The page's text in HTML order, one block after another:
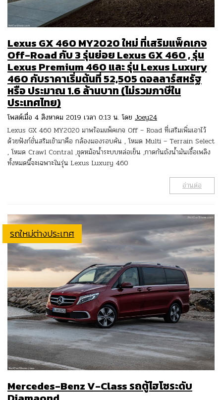
Lexus GX 460 MY2020 ใหม่ ที่เสริมแพ็คเกจ
Off-Road กับ 3 รุ่นย่อย Lexus GX 460 , รุ่น
Lexus Premium 460 และ รุ่น Lexus Luxury
460 กับราคาเริ่มต้นที่ 52,505 ดอลลาร์สหรัฐ
หรือ ประมาณ 1.6 ล้านบาท (ไม่รวมภาษีใน
ประเทศไทย)
โพสต์เมื่อ 4 สิงหาคม 2019 เวลา 0:13 น. โดย Joey24
Lexus GX 460 MY2020 มาพร้อมแพ็คเกจ Off – Road ที่เสริมเพิ่มเอาไว้
ด้วยฟังก์ชั่นสริมเข้ามาคือ กล้องมองรอบคัน , โหมด Multi – Terrain Select
, โหมด Crawl Contral ,ชุดหม้อน้ำระบบหล่อเย็น ,กาดกันถังน้ำมันเชื้อเพลิง
ทั้งหมดนี้จะเฉพาะในรุ่น Lexus Luxury 460
อ่านต่อ
รถใหม่ต่างประเทศ
Mercedes-Benz V-Class รถตู้ไฮโซระดับ